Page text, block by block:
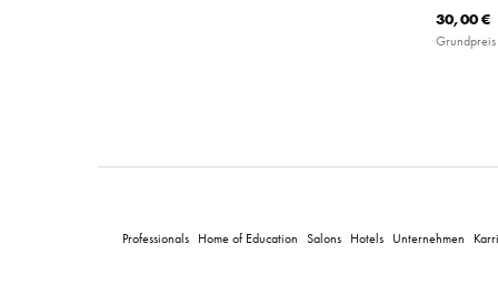
30,00 €
Grundpreis
Professionals Home of Education Salons Hotels Unternehmen